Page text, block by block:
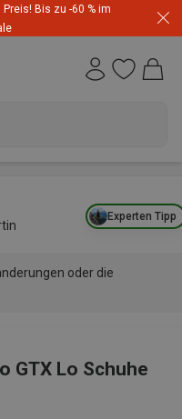
Bis zu -60 % im
Experten Tipp
oder die
GTX Lo Schuhe